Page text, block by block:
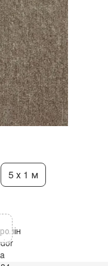
5 х 1 м